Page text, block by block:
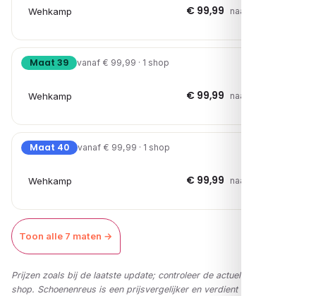
Wehkamp € 99,99 naar shop →
Maat 39 vanaf € 99,99 · 1 shop
Wehkamp € 99,99 naar shop →
Maat 40 vanaf € 99,99 · 1 shop
Wehkamp € 99,99 naar shop →
Toon alle 7 maten →
Prijzen zoals bij de laatste update; controleer de actuele prijs in de
shop. Schoenenreus is een prijsvergelijker en verdient via affiliate-